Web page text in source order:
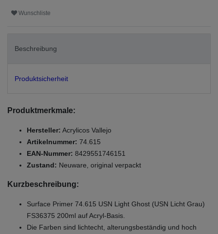
Wunschliste
Beschreibung
Produktsicherheit
Produktmerkmale:
Hersteller: Acrylicos Vallejo
Artikelnummer: 74.615
EAN-Nummer: 8429551746151
Zustand: Neuware, original verpackt
Kurzbeschreibung:
Surface Primer 74.615 USN Light Ghost (USN Licht Grau)
FS36375 200ml auf Acryl-Basis.
Die Farben sind lichtecht, alterungsbeständig und hoch